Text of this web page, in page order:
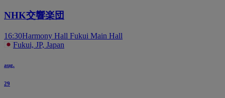
NHK交響楽団
16:30Harmony Hall Fukui Main Hall
Fukui, JP, Japan
aug.
29